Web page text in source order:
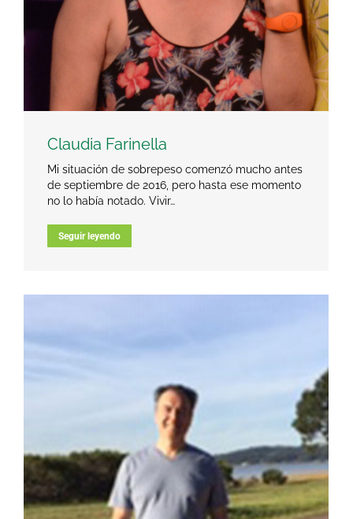
Claudia Farinella
Mi situación de sobrepeso comenzó mucho antes
de septiembre de 2016, pero hasta ese momento
no lo había notado. Vivir…
Seguir leyendo